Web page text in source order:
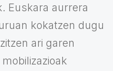
Euskara aurrera
kokatzen dugu
ari garen